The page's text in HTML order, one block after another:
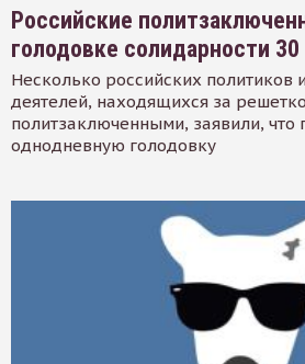
Российские
голодовке солидарности
Несколько российских политиков
деятелей, находящихся за
политзаключенными, заявили, что
однодневную голодовку